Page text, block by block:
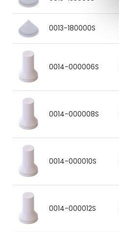
0013-180000S
0014-000006S
0014-000008S
0014-000010S
0014-000012S